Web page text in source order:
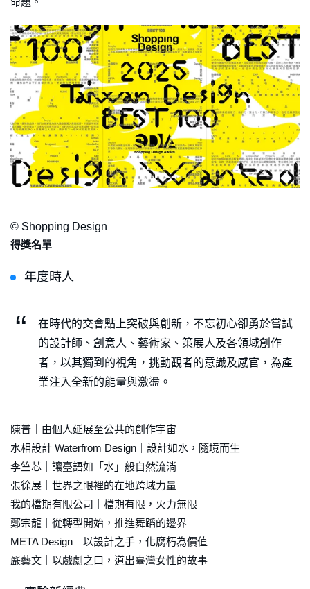
© Shopping Design
得獎名單
年度時人
在時代的交會點上突破與創新，不忘初心卻勇於嘗試
的設計師、創意人、藝術家、策展人及各領域創作
者，以其獨到的視角，挑動觀者的意識及感官，為產
業注入全新的能量與激盪。
陳普｜由個人延展至公共的創作宇宙
水相設計 Waterfrom Design｜設計如水，隨境而生
李竺芯｜讓臺語如「水」般自然流淌
張徐展｜世界之眼裡的在地跨域力量
我的檔期有限公司｜檔期有限，火力無限
鄭宗龍｜從轉型開始，推進舞蹈的邊界
META Design｜以設計之手，化腐朽為價值
嚴藝文｜以戲劇之口，道出臺灣女性的故事